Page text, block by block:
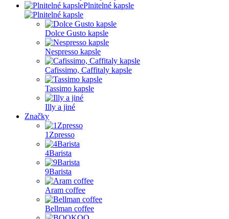
Plnitelné kapsle
Dolce Gusto kapsle
Nespresso kapsle
Cafissimo, Caffitaly kapsle
Tassimo kapsle
Illy a jiné
Značky
1Zpresso
4Barista
9Barista
Aram coffee
Bellman coffee